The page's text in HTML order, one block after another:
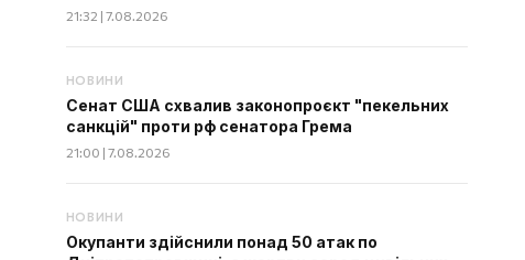
21:32 | 7.08.2026
НОВИНИ
Сенат США схвалив законопроєкт "пекельних
санкцій" проти рф сенатора Грема
21:00 | 7.08.2026
НОВИНИ
Окупанти здійснили понад 50 атак по